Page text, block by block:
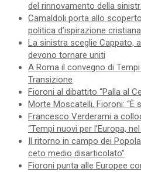
del rinnovamento della
Camaldoli porta allo
politica d’ispirazione cristiana
La sinistra sceglie Cappato,
devono tornare uniti
A Roma il convegno di
Transizione
Fioroni al dibattito “Palla al
Morte Moscatelli, Fioroni: “È
Francesco Verderami a
“Tempi nuovi per l’Europa,
Il ritorno in campo dei
ceto medio disarticolato”
Fioroni punta alle Europee